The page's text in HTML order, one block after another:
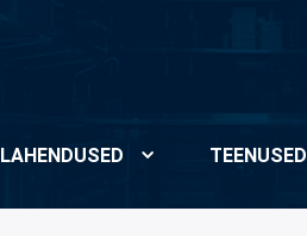
LAHENDUSED TEENUSED